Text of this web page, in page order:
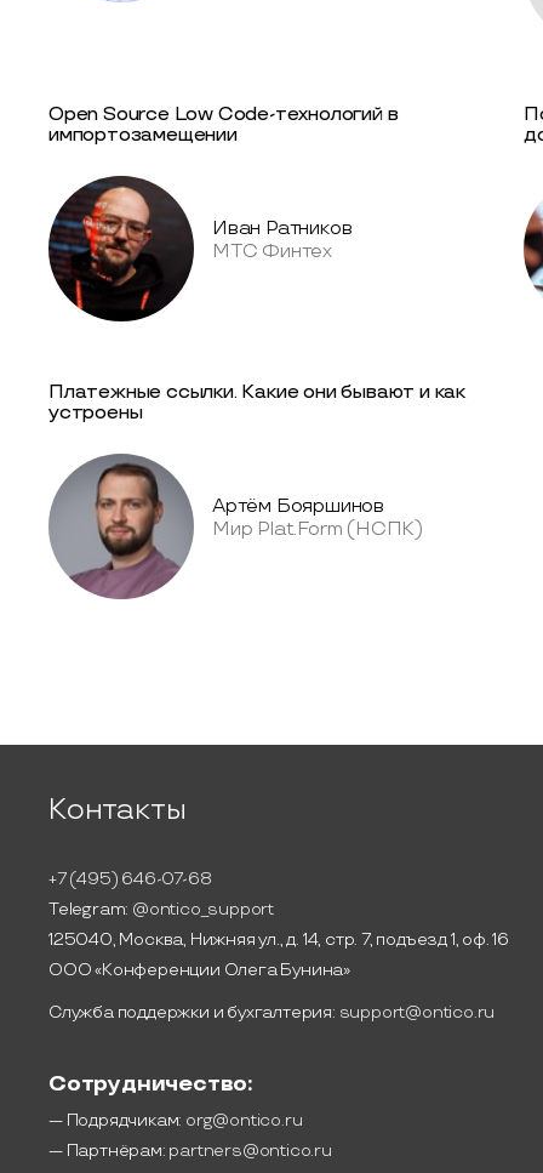
Open Source Low Code-технологий в
импортозамещении
Иван Ратников
МТС Финтех
Платежные ссылки. Какие они бывают и как
устроены
Артём Бояршинов
Мир Plat.Form (НСПК)
Контакты
+7 (495) 646-07-68
Telegram: @ontico_support
125040, Москва, Нижняя ул., д. 14, стр. 7, подъезд 1, оф. 16
ООО «Конференции Олега Бунина»
Служба поддержки и бухгалтерия: support@ontico.ru
Сотрудничество:
— Подрядчикам: org@ontico.ru
— Партнёрам: partners@ontico.ru